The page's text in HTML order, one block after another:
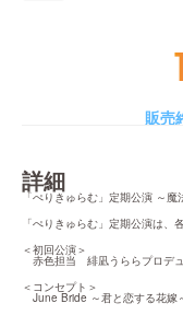
販売
詳細
「ぺりきゅらむ」定期公演 ～魔
「ぺりきゅらむ」定期公演は、
＜初回公演＞
赤色担当　緋凪うららプロデ
＜コンセプト＞
June Bride ～君と恋する花嫁